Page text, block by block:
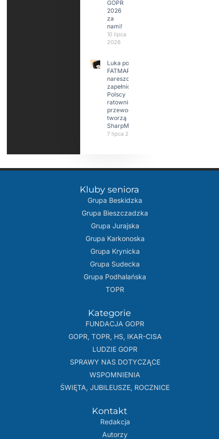
GOPR
2026
za
nami!
10 lipca
2026
Luka po
FATMAP-ie
nareszcie
zapełniona?
Polscy
ratownicy i
przewodnicy
tworzą
SharpMap
7 lipca 2026
Kluby seniora
Grupa Beskidzka​
Grupa Bieszczadzka
Grupa Jurajska
Grupa Karkonoska
Grupa Krynicka
Grupa Sudecka
Grupa Podhalańska
TOPR
Kategorie
FUNDACJA GOPR
GOPR, TOPR, HS, IKAR-CISA
LUDZIE GOPR
SPRAWY NAS DOTYCZĄCE
WSPOMNIENIA
ŚWIĘTA, JUBILEUSZE, ROCZNICE
Kontakt
Redakcja
Autorzy